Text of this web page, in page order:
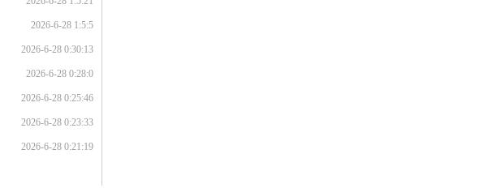
2026-6-28 1:5:5
2026-6-28 0:30:13
2026-6-28 0:28:0
2026-6-28 0:25:46
2026-6-28 0:23:33
2026-6-28 0:21:19